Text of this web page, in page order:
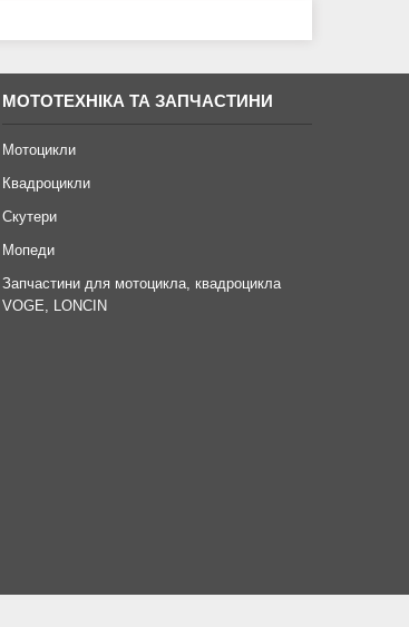
МОТОТЕХНІКА ТА ЗАПЧАСТИНИ
Мотоцикли
Квадроцикли
Скутери
Мопеди
Запчастини для мотоцикла, квадроцикла
VOGE, LONCIN